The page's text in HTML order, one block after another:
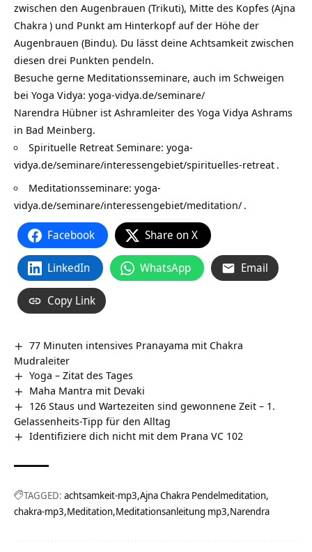
zwischen den Augenbrauen (Trikuti), Mitte des Kopfes (Ajna
Chakra ) und Punkt am Hinterkopf auf der Höhe der
Augenbrauen (Bindu). Du lässt deine Achtsamkeit zwischen
diesen drei Punkten pendeln.
Besuche gerne Meditationsseminare, auch im Schweigen
bei Yoga Vidya: yoga-vidya.de/seminare/
Narendra Hübner ist Ashramleiter des Yoga Vidya Ashrams
in Bad Meinberg.
Spirituelle Retreat Seminare: yoga-
vidya.de/seminare/interessengebiet/spirituelles-retreat .
Meditationsseminare: yoga-
vidya.de/seminare/interessengebiet/meditation/ .
Facebook Share on X
LinkedIn WhatsApp Email
Copy Link
77 Minuten intensives Pranayama mit Chakra
Mudraleiter
Yoga – Zitat des Tages
Maha Mantra mit Devaki
126 Staus und Wartezeiten sind gewonnene Zeit – 1.
Gelassenheits-Tipp für den Alltag
Identifiziere dich nicht mit dem Prana VC 102
TAGGED: achtsamkeit-mp3 Ajna Chakra Pendelmeditation
chakra-mp3 Meditation Meditationsanleitung mp3 Narendra